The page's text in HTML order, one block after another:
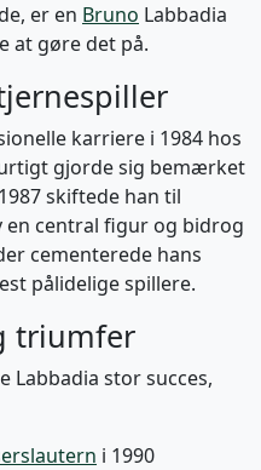
er en Bruno Labbadia
at gøre det på.
karriere i 1984 hos
gjorde sig bemærket
skiftede han til
en central figur og bidrog
cementerede hans
pålidelige spillere.
triumfer
Labbadia stor succes,
i 1990